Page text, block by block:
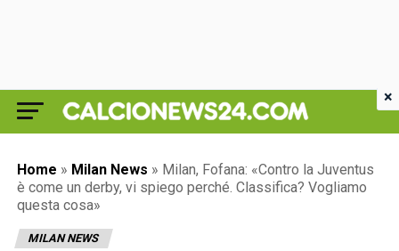
Home » Milan News » Milan, Fofana: «Contro la Juventus
è come un derby, vi spiego perché. Classifica? Vogliamo
questa cosa»
MILAN NEWS
×